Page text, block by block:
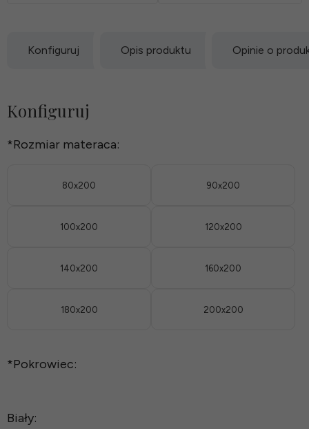
Konfiguruj Opis produktu Opinie o
Konfiguruj
*Rozmiar materaca:
80x200 90x200
100x200 120x200
140x200 160x200
180x200 200x200
*Pokrowiec:
Biały: